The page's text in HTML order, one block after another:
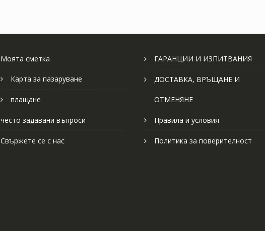
Моята сметка
Карта за пазаруване
плащане
често задавани въпроси
Свържете се с нас
ГАРАНЦИИ И ИЗПИТВАНИЯ
ДОСТАВКА, ВРЪЩАНЕ И
ОТМЕНЯНЕ
Правила и условия
Политика за поверителност